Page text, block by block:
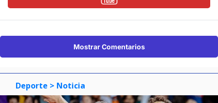
Mostrar Comentarios
Deporte > Noticia